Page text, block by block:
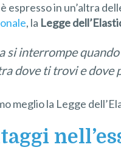
espresso in un’altra
, la Legge
si interrompe
dove ti trovi e dove
meglio la Legge